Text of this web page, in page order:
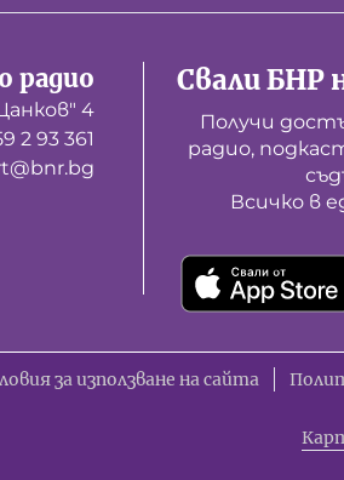
радио
4
2 93 361
Свали БНР
Получи
радио,
Всичко в
за използване на сайта